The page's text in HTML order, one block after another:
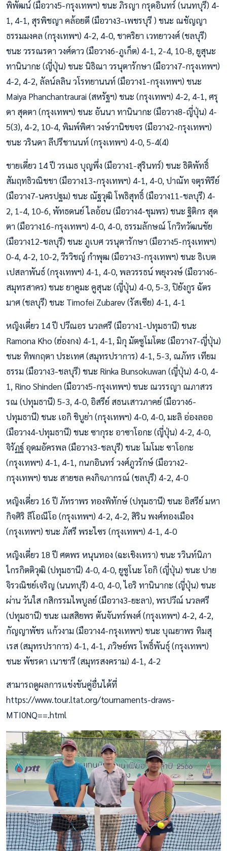
พิพัฒน์ (มือวาง5-กรุงเทพฯ) ชนะ ภิรญา กรุดอินทร์ (นนทบุรี) 4-
1, 4-1, สุรพิชญา คล้อยดี (มือวาง3-เพชรบุรี ) ชนะ ณชัญญา
ธรรมมงคล (กรุงเทพฯ) 4-2, 4-0, ชาคริยา เวทยาวงศ์ (ชลบุรี)
ชนะ วรรณรดา วงศ์ดาว (มือวาง6-ภูเก็ต) 4-1, 2-4, 10-8, ยูสุนะ
ทานินากะ (ญี่ปุ่น) ชนะ นิธิณา วรนุตารักษา (มือวาง7-กรุงเทพฯ)
4-2, 4-2, ลัลน์ลลิน วโรทยานนท์ (มือวาง1-กรุงเทพฯ) ชนะ
Maiya Phanchantraurai (สหรัฐฯ) ชนะ (กรุงเทพฯ) 4-2, 4-1, ศรุ
ดา สุดตา (กรุงเทพฯ) ชนะ อันนา ทานินากะ (มือวาง8-ญี่ปุ่น) 4-
5(3), 4-2, 10-4, พิมพ์พิศา วงษ์วานิชขจร (มือวาง2-กรุงเทพฯ)
ชนะ วรินดา ลีปรีชานนท์ (กรุงเทพฯ) 4-0, 5-4(4)
ชายเดี่ยว 14 ปี วรเมธ บุญพึ่ง (มือวาง1-สุรินทร์) ชนะ ธิติพัทธิ์
สัมฤทธิวณิชชา (มือวาง13-กรุงเทพฯ) 4-1, 4-0, ปาณัท จตุรพิรีย์
(มือวาง7-นครปฐม) ชนะ ณัฐวุฒิ โพธิสุทธิ์ (มือวาง11-ชลบุรี) 4-
2, 1-4, 10-6, พัทธดนย์ ไลอ้อน (มือวาง4-ชุมพร) ชนะ ฐิติกร สุด
ตา (มือวาง16-กรุงเทพฯ) 4-0, 4-0, ธรรมลักษณ์ โกวิทวัฒนชัย
(มือวาง12-ชลบุรี) ชนะ ภูเบศ วรนุตารักษา (มือวาง5-กรุงเทพฯ)
0-4, 4-2, 10-2, วีรวิชญ์ กำพุฒ (มือวาง3-กรุงเทพฯ) ชนะ ธิเบต
เปสลาพันธ์ (กรุงเทพฯ) 4-1, 4-0, พลวรรธน์ พยุงวงษ์ (มือวาง6-
สมุทรสาคร) ชนะ ยาคูมะ คูสุนะ (ญี่ปุ่น) 4-0, 5-3, ปิยังกูร ฉัตร
มาศ (ชลบุรี) ชนะ Timofei Zubarev (รัสเซีย) 4-1, 4-1
หญิงเดี่ยว 14 ปี ปวีณอร นวลศรี (มือวาง1-ปทุมธานี) ชนะ
Ramona Kho (ฮ่องกง) 4-1, 4-1, มิกุ มัตซูโมโตะ (มือวาง7-ญี่ปุ่น)
ชนะ ทิพกฤตา ประเทศ (สมุทรปราการ) 4-1, 5-3, ณภัทร เทียม
ธรรม (มือวาง3-ชลบุรี) ชนะ Rinka Bunsokuwan (ญี่ปุ่น) 4-0, 4-
1, Rino Shinden (มือวาง5-กรุงเทพฯ) ชนะ ณวรรญา ณภาสวร
รณ (ปทุมธานี) 5-3, 4-0, อิสรีย์ สธนเสาวภาคย์ (มือวาง6-
ปทุมธานี) ชนะ เอกิ ชิบูย่า (กรุงเทพฯ) 4-0, 4-0, มะลิ อ่องลออ
(มือวาง4-ปทุมธานี) ชนะ ซากุระ อาซาโอกะ (ญี่ปุ่น) 4-2, 4-0,
จิรัฏฐ์ อุดมอัครพล (มือวาง3-ชลบุรี) ชนะ โมโมะ ซาโอกะ
(กรุงเทพฯ) 4-1, 4-1, กนกอินทร์ วงศ์ภูวรักษ์ (มือวาง2-
กรุงเทพฯ) ชนะ สายชล คงกิจภากรณ์ (ชลบุรี) 4-2, 4-0
หญิงเดี่ยว 16 ปี ภัทราพร ทองพิทักษ์ (ปทุมธานี) ชนะ อิสรีย์ มหา
กิจศิริ ลีโอณีโอ (กรุงเทพฯ) 4-2, 4-2, สิริน พงศ์ทองเมือง
(กรุงเทพฯ) ชนะ ภัสรี พระไซร (กรุงเทพฯ) 4-1, 4-0
หญิงเดี่ยว 18 ปี ศตพร หนุนทอง (ฉะเชิงเทรา) ชนะ รวินท์นิภา
ไกรกิตติวุฒิ (ปทุมธานี) 4-0, 4-0, ยูซูโนะ โอกิ (ญี่ปุ่น) ชนะ ปาย
จิรวณิชย์เจริญ (นนทบุรี) 4-0, 4-0, ไอริ ทานินากะ (ญี่ปุ่น) ชนะ
ผ่าน วันใส กสิกรรมไพบูลย์ (มือวาง3-ยะลา), พรปวีณ์ นวลศรี
(ปทุมธานี) ชนะ เมสสิยพร ตันจันทร์พงศ์ (กรุงเทพฯ) 4-2, 4-2,
กัญญาพัชร แก้วงาม (มือวาง4-กรุงเทพฯ) ชนะ บุณยาพร ทิมสุ
เรส (สมุทรปราการ) 4-1, 4-1, ภวิษย์พร โพธิ์พันธุ์ (กรุงเทพฯ)
ชนะ พัชรดา เนาชารี (สมุทรสงคราม) 4-1, 4-2
สามารถดูผลการแข่งขันคู่อื่นได้ที่
https://www.tour.ltat.org/tournaments-draws-
MTI0NQ==.html